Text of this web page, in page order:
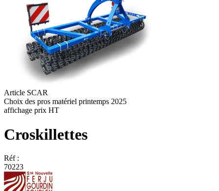
Article SCAR
Choix des pros matériel printemps 2025
affichage prix HT
Croskillettes
Réf :
70223